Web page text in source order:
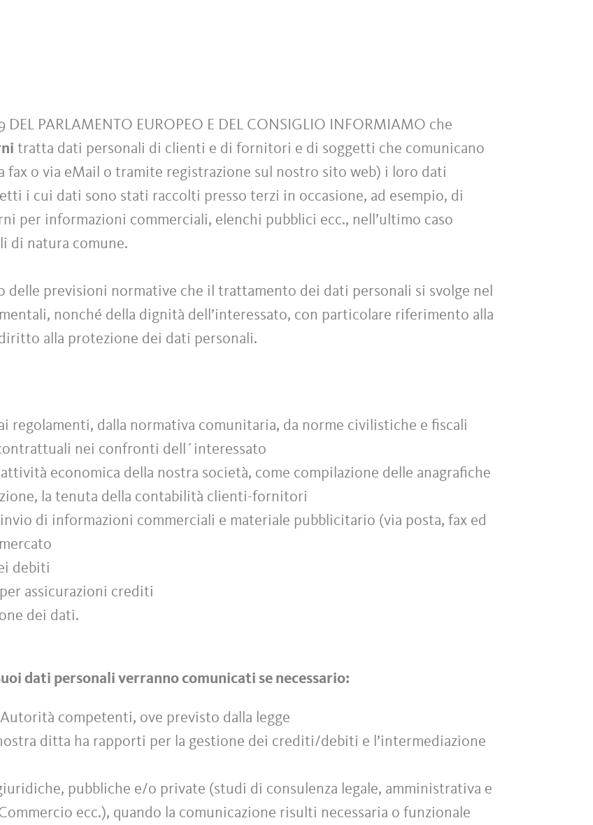
PARLAMENTO EUROPEO E DEL CONSIGLIO INFORMIAMO che
tratta dati personali di clienti e di fornitori e di soggetti che comunicano
o via eMail o tramite registrazione sul nostro sito web) i loro dati
i cui dati sono stati raccolti presso terzi in occasione, ad esempio, di
per informazioni commerciali, elenchi pubblici ecc., nell’ultimo caso
di natura comune.
delle previsioni normative che il trattamento dei dati personali si svolge nel
nonché della dignità dell’interessato, con particolare riferimento alla
alla protezione dei dati personali.
regolamenti, dalla normativa comunitaria, da norme civilistiche e fiscali
nei confronti dell´interessato
economica della nostra società, come compilazione delle anagrafiche
la tenuta della contabilità clienti-fornitori
di informazioni commerciali e materiale pubblicitario (via posta, fax ed
debiti
assicurazioni crediti
dei dati.
dati personali verranno comunicati se necessario:
competenti, ove previsto dalla legge
ditta ha rapporti per la gestione dei crediti/debiti e l’intermediazione
pubbliche e/o private (studi di consulenza legale, amministrativa e
ecc.), quando la comunicazione risulti necessaria o funzionale